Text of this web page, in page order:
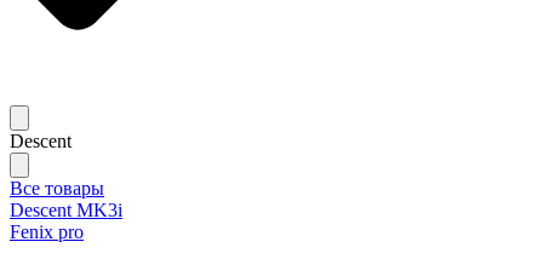
Descent
Все товары
Descent MK3i
Fenix pro